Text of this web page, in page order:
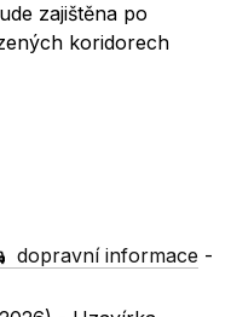
zajištěna po
koridorech
dopravní informace -